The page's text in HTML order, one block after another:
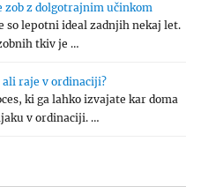
zob z dolgotrajnim učinkom
so lepotni ideal zadnjih nekaj let.
tkiv je …
ali raje v ordinaciji?
ki ga lahko izvajate kar doma
v ordinaciji. …